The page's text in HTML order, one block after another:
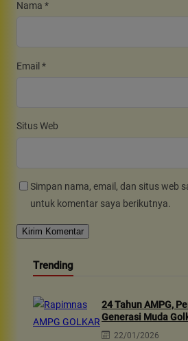
Nama *
Email*
Situs Web
Simpan nama, email, dan situs web
untuk komentar saya berikutnya.
Trending
24 Tahun AMPG,
Generasi Muda
2026 & Aksi Sosial
22/01/2026